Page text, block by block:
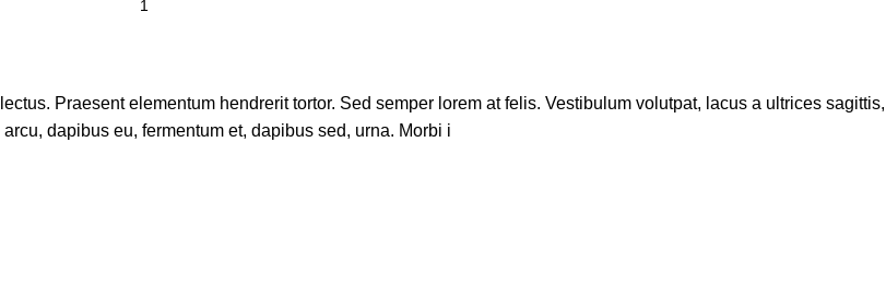
Praesent elementum hendrerit tortor. Sed semper lorem at felis. Vestibulum volutpat, lacus a ultrices sagittis,
dapibus eu, fermentum et, dapibus sed, urna. Morbi i